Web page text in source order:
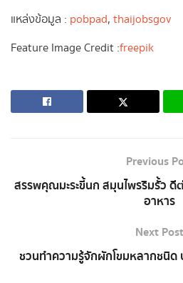
แหล่งข้อมูล : pobpad, thaijobsgov
Feature Image Credit :freepik
Previous
สรรพคุณมะระขี้นก สมุนไพรริมรั้ว ดี
อาหาร
Next Post
ชวนทำความรู้จักผักโขมหลากชนิด